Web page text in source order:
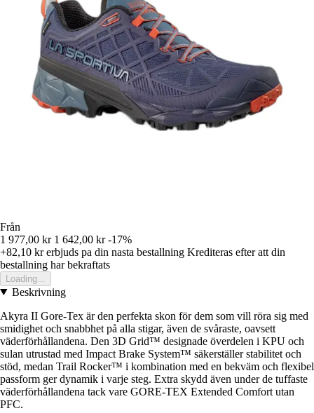
Från
1 977,00 kr 1 642,00 kr -17%
+82,10 krerbjuds pa din nasta bestallning Krediteras efter att din
bestallning har bekraftats
Loading...
Beskrivning
Akyra II Gore-Tex är den perfekta skon för dem som vill röra sig med
smidighet och snabbhet på alla stigar, även de svåraste, oavsett
väderförhållandena. Den 3D Grid™ designade överdelen i KPU och
sulan utrustad med Impact Brake System™ säkerställer stabilitet och
stöd, medan Trail Rocker™ i kombination med en bekväm och flexibel
passform ger dynamik i varje steg. Extra skydd även under de tuffaste
väderförhållandena tack vare GORE-TEX Extended Comfort utan
PFC.